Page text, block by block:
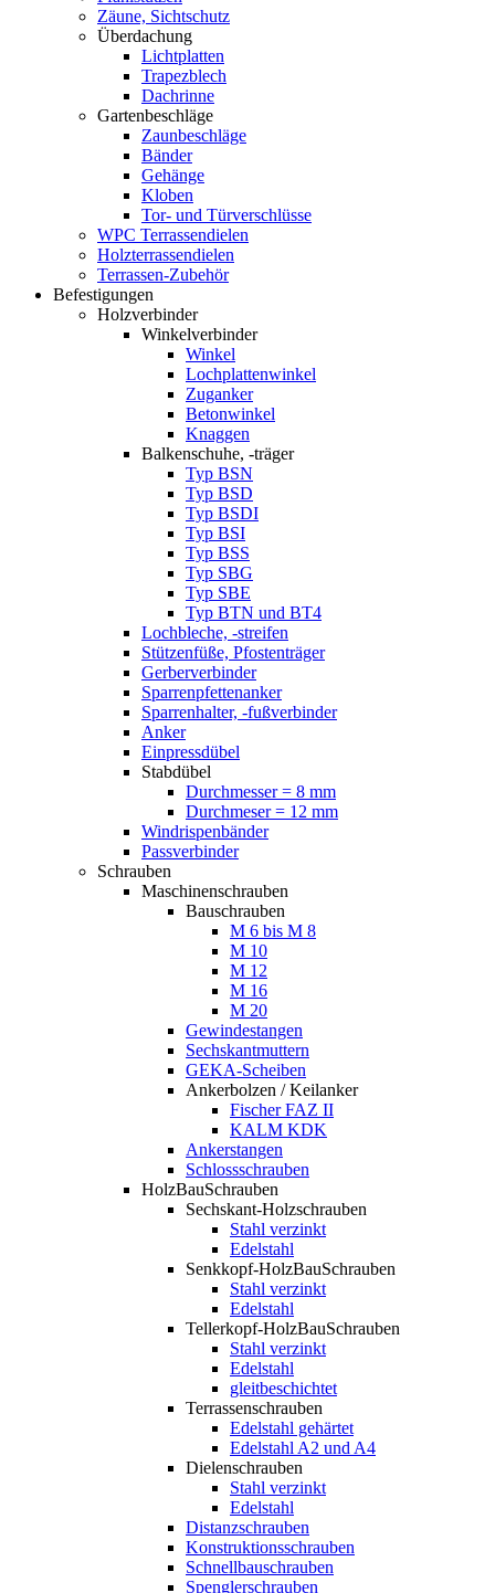
Zäune, Sichtschutz
Überdachung
Lichtplatten
Trapezblech
Dachrinne
Gartenbeschläge
Zaunbeschläge
Bänder
Gehänge
Kloben
Tor- und Türverschlüsse
WPC Terrassendielen
Holzterrassendielen
Terrassen-Zubehör
Befestigungen
Holzverbinder
Winkelverbinder
Winkel
Lochplattenwinkel
Zuganker
Betonwinkel
Knaggen
Balkenschuhe, -träger
Typ BSN
Typ BSD
Typ BSDI
Typ BSI
Typ BSS
Typ SBG
Typ SBE
Typ BTN und BT4
Lochbleche, -streifen
Stützenfüße, Pfostenträger
Gerberverbinder
Sparrenpfettenanker
Sparrenhalter, -fußverbinder
Anker
Einpressdübel
Stabdübel
Durchmesser = 8 mm
Durchmeser = 12 mm
Windrispenbänder
Passverbinder
Schrauben
Maschinenschrauben
Bauschrauben
M 6 bis M 8
M 10
M 12
M 16
M 20
Gewindestangen
Sechskantmuttern
GEKA-Scheiben
Ankerbolzen / Keilanker
Fischer FAZ II
KALM KDK
Ankerstangen
Schlossschrauben
HolzBauSchrauben
Sechskant-Holzschrauben
Stahl verzinkt
Edelstahl
Senkkopf-HolzBauSchrauben
Stahl verzinkt
Edelstahl
Tellerkopf-HolzBauSchrauben
Stahl verzinkt
Edelstahl
gleitbeschichtet
Terrassenschrauben
Edelstahl gehärtet
Edelstahl A2 und A4
Dielenschrauben
Stahl verzinkt
Edelstahl
Distanzschrauben
Konstruktionsschrauben
Schnellbauschrauben
Spenglerschrauben